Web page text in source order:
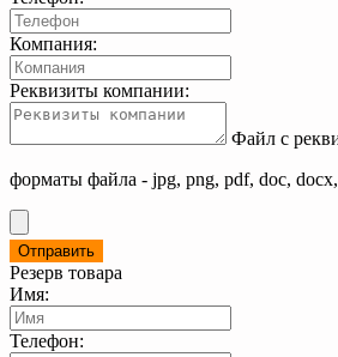
Компания:
Реквизиты компании:
Файл с
форматы файла - jpg, png, pdf, doc,
Резерв товара
Имя:
Телефон: